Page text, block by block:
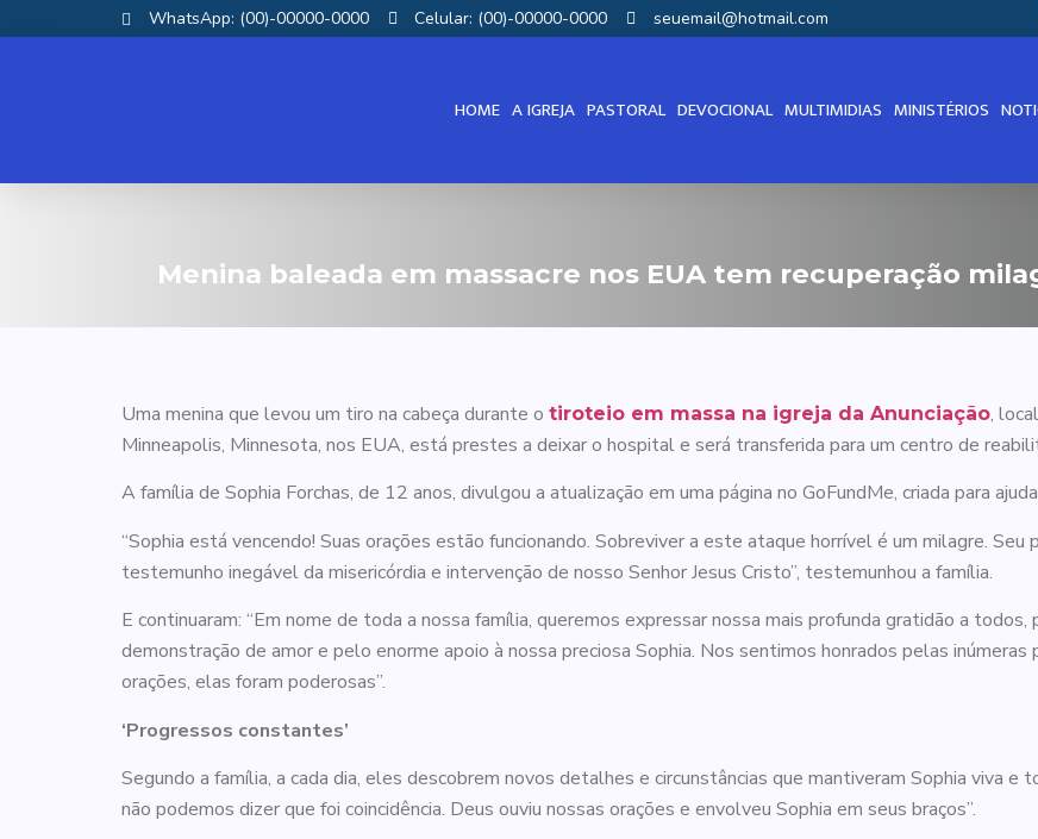
WhatsApp: (00)-00000-0000 Celular: (00)-00000-0000 seuemail@hotmail.com
HOME A IGREJA PASTORAL DEVOCIONAL MULTIMIDIAS MINISTÉRIOS
Menina baleada em massacre nos EUA tem recuperação
Uma menina que levou um tiro na cabeça durante o tiroteio em massa na igreja da Anunciação,
Minneapolis, Minnesota, nos EUA, está prestes a deixar o hospital e será transferida para um centro de
A família de Sophia Forchas, de 12 anos, divulgou a atualização em uma página no GoFundMe, criada para
“Sophia está vencendo! Suas orações estão funcionando. Sobreviver a este ataque horrível é um milagre. Seu
testemunho inegável da misericórdia e intervenção de nosso Senhor Jesus Cristo”, testemunhou a família.
E continuaram: “Em nome de toda a nossa família, queremos expressar nossa mais profunda gratidão a
demonstração de amor e pelo enorme apoio à nossa preciosa Sophia. Nos sentimos honrados pelas
orações, elas foram poderosas”.
‘Progressos constantes’
Segundo a família, a cada dia, eles descobrem novos detalhes e circunstâncias que mantiveram Sophia viva e
não podemos dizer que foi coincidência. Deus ouviu nossas orações e envolveu Sophia em seus braços”.